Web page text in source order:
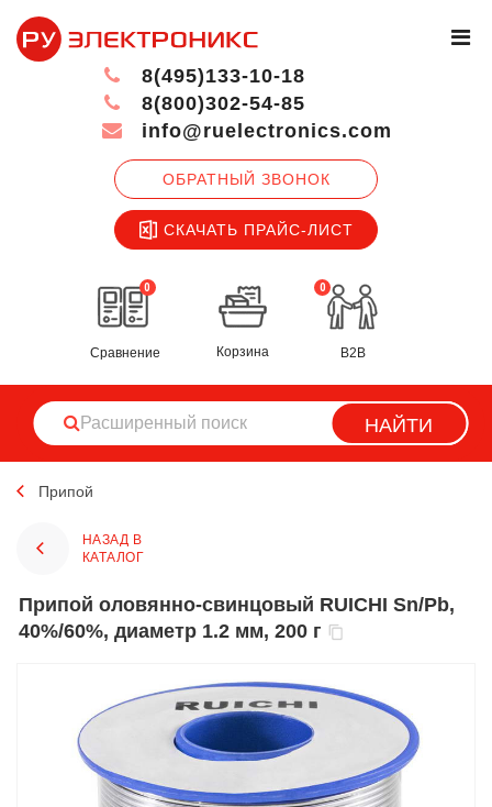
ОБРАТНЫЙ ЗВОНОК
СКАЧАТЬ ПРАЙС-ЛИСТ
8(495)133-10-18
8(800)302-54-85
info@ruelectronics.com
0
Сравнение
0
Корзина B2B
НАЙТИ
Припой
НАЗАД В
КАТАЛОГ
Припой оловянно-свинцовый RUICHI Sn/Pb,
40%/60%, диаметр 1.2 мм, 200 г